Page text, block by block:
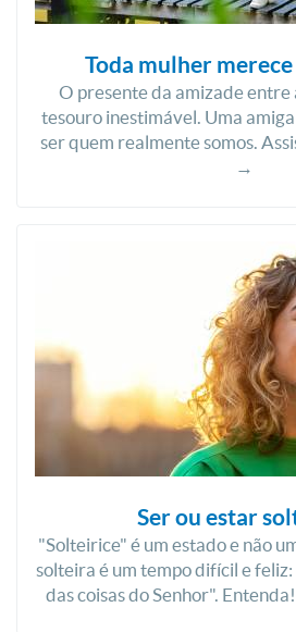
Toda mulher
O presente da amizade entre
tesouro inestimável. Uma
ser quem realmente somos.
→
Ser ou estar
"Solteirice" é um estado e não
solteira é um tempo difícil e
das coisas do Senhor".